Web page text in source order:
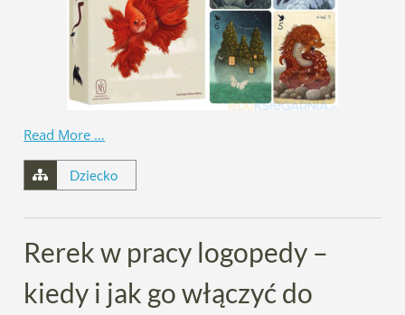
Read More …
Dziecko
Rerek w pracy logopedy –
kiedy i jak go włączyć do